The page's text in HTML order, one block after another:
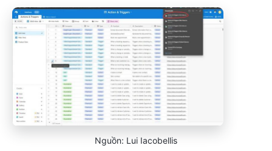
Nguồn: Lui Iacobellis